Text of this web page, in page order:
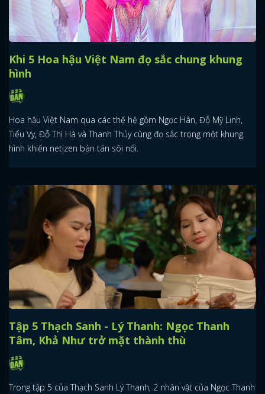
Khi 5 Hoa hậu Việt Nam đọ sắc chung khung
hình
Hoa hậu Việt Nam qua các thế hệ gồm Ngọc Hân, Đỗ Mỹ Linh,
Tiểu Vy, Đỗ Thị Hà và Thanh Thủy cùng đọ sắc trong một khung
hình khiến netizen bàn tán sôi nổi.
Tập 5 Thạch Sanh - Lý Thanh: Ngọc Thanh
Tâm, Khả Như trở mặt thành thù
Trong tập 5 của Thạch Sanh Lý Thanh, 2 nhân vật của Ngọc Thanh